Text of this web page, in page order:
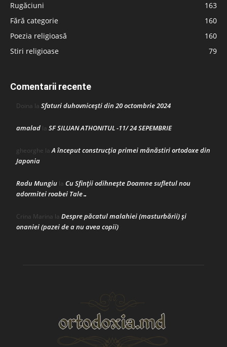
Rugăciuni
163
Fără categorie
160
Poezia religioasă
160
Stiri religioase
79
Comentarii recente
Doina la Sfaturi duhovnicești din 20 octombrie 2024
amalad la SF SILUAN ATHONITUL -11/ 24 SEPEMBRIE
gheorghe laA început construcţia primei mănăstiri ortodoxe din
Japonia
Radu Mungiu la Cu Sfinții odihnește Doamne sufletul nou
adormitei roabei Tale…
Crina Marina la Despre păcatul malahiei (masturbării) şi
onaniei (pazei de a nu avea copii)